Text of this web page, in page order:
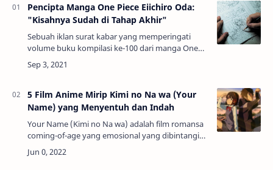
Pencipta Manga One Piece Eiichiro Oda:
"Kisahnya Sudah di Tahap Akhir"
Sebuah iklan surat kabar yang memperingati
volume buku kompilasi ke-100 dari manga One
Piece karya Eiichiro Oda muncul di Asahi
Shimbun, Yomiuri Shimbun, dan Mainichi
5 Film Anime Mirip Kimi no Na wa (Your
Name) yang Menyentuh dan Indah
Your Name (Kimi no Na wa) adalah film romansa
coming-of-age yang emosional yang dibintangi
oleh dua siswa sekolah menengah, Mitsuha
Miyamizu dan Taki Tachibana, yang belajar